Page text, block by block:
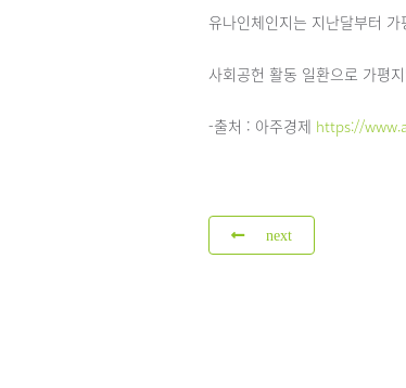
유나인체인지는 지난달부터
사회공헌 활동 일환으로 가평
-출처 : 아주경제 https://
next